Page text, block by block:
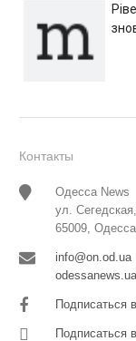
Контакты
Одесса News
ул.
65009, Одесса
info@on.od.ua
Подписаться
Подписаться